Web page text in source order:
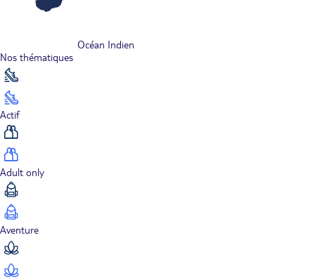
Océan Indien
Nos thématiques
Actif
Adult only
Aventure